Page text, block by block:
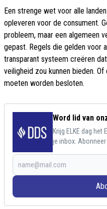
Een strenge wet voor alle
opleveren voor de consument.
probleem, maar een algemeen
gepast. Regels die gelden voor
transparant systeem creëren
veiligheid zou kunnen bieden.
moeten worden besloten.
Word lid van
Krijg ELKE dag het
je inbox. Abonneer